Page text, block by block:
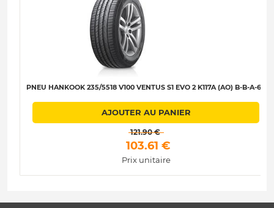
PNEU HANKOOK 235/5518 V100 VENTUS S1 EVO 2 K117A (AO) B-B-A-67
AJOUTER AU PANIER
121.90 €
103.61 €
Prix unitaire